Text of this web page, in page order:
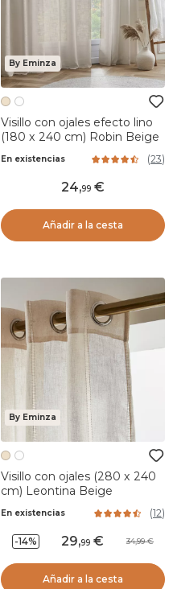
By Eminza
Visillo con ojales efecto lino
(180 x 240 cm) Robin Beige
En existencias (23)
24,99
Añadir a la cesta
By Eminza
Visillo con ojales (280 x 240
cm) Leontina Beige
En existencias (12)
-14% 29,99 34,99
Añadir a la cesta